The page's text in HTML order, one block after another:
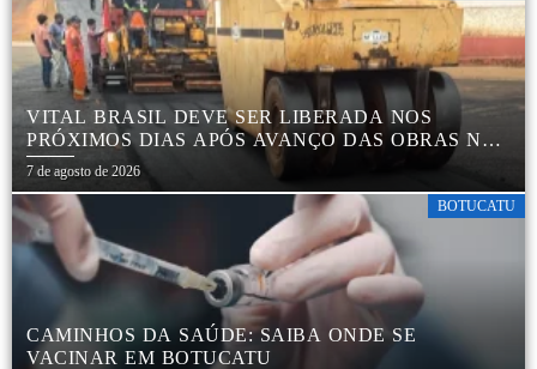
VITAL BRASIL DEVE SER LIBERADA NOS
PRÓXIMOS DIAS APÓS AVANÇO DAS OBRAS NA
REGIÃO DA RODOVIÁRIA
7 de agosto de 2026
BOTUCATU
CAMINHOS DA SAÚDE: SAIBA ONDE SE
VACINAR EM BOTUCATU